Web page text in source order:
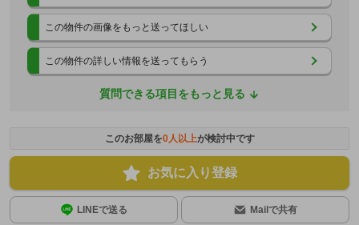
この物件の画像をもっと送ってほしい
この物件の詳しい情報を送ってもらう
質問できる項目をもっと見る
このお部屋を0人以上が検討中です
お気に入り登録
LINEで送る Mailで共有